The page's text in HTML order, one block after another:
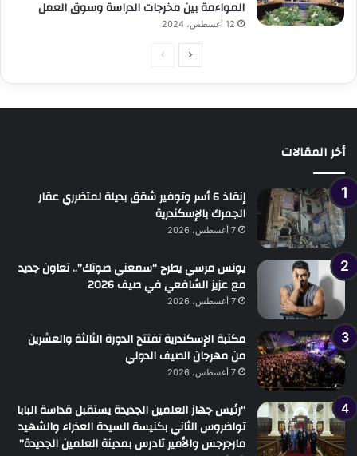
المواءمة بين مخرجات الدراسة وسوق العمل
12 أغسطس، 2024
الصفحةالصفحة
أخر المقالات
إنقاذ 6 أسر وتوفير شقق بديلة لمتضرري عقار
الجمرك بالإسكندرية
7 أغسطس، 2026
يونس مرسي يطرح “سمعني صوتك”.. تعاون جديد
مع عزيز الشافعي في صيف 2026
7 أغسطس، 2026
مكتبة الإسكندرية تفتتح الدورة الثالثة والعشرين
من مهرجان الصيف الدولي
7 أغسطس، 2026
“رئيس جهاز العلمين الجديدة يستقبل قداسة البابا
تواضروس الثاني بكنيسة السيدة العذراء والشهيد
مارجرجس والأمير تادرس بمدينة العلمين الجديدة”